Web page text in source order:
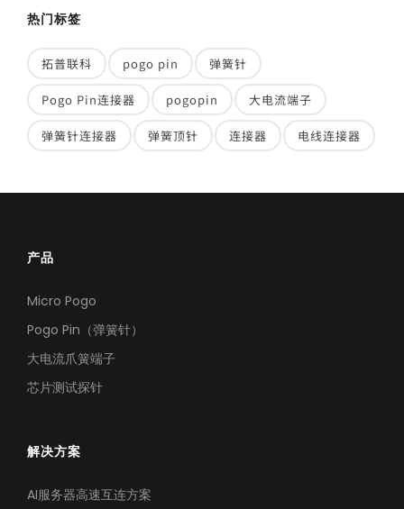
热门标签
拓普联科 pogo pin 弹簧针
Pogo Pin连接器 pogopin 大电流端子
弹簧针连接器 弹簧顶针 连接器 电线连接器
产品
Micro Pogo
Pogo Pin（弹簧针）
大电流爪簧端子
芯片测试探针
解决方案
AI服务器高速互连方案